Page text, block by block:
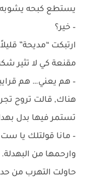
يستطع كبحه يشوبه
– خير؟
ارتبكت “مديحة”
مقنعة كي لا تثير
– هم يعني… هم
هناك, قالت تروح
تستمر فيها بدل
– مانا قولتلك يا ست
وارحمها من البهدلة.
حاولت التهرب من